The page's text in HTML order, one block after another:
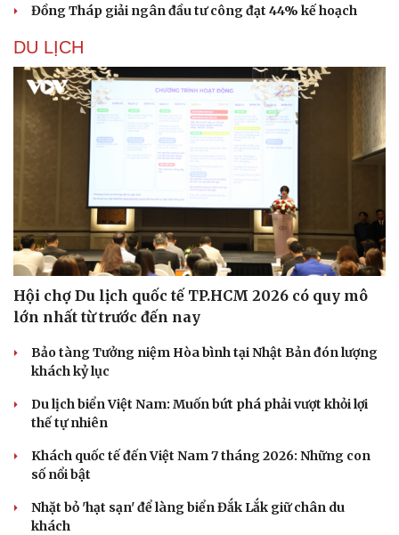
Đồng Tháp giải ngân đầu tư công đạt 44% kế hoạch
DU LỊCH
Hội chợ Du lịch quốc tế TP.HCM 2026 có quy mô
lớn nhất từ trước đến nay
Bảo tàng Tưởng niệm Hòa bình tại Nhật Bản đón lượng
khách kỷ lục
Du lịch biển Việt Nam: Muốn bứt phá phải vượt khỏi lợi
thế tự nhiên
Khách quốc tế đến Việt Nam 7 tháng 2026: Những con
số nổi bật
Nhặt bỏ 'hạt sạn' để làng biển Đắk Lắk giữ chân du
khách